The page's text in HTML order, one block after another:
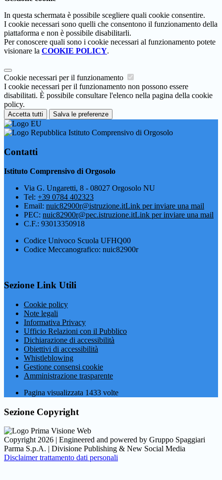
In questa schermata è possibile scegliere quali cookie consentire.
I cookie necessari sono quelli che consentono il funzionamento della
piattaforma e non è possibile disabilitarli.
Per conoscere quali sono i cookie necessari al funzionamento potete
visionare la COOKIE POLICY.
Cookie necessari per il funzionamento
I cookie necessari per il funzionamento non possono essere
disabilitati. È possibile consultare l'elenco nella pagina della cookie
policy.
Accetta tutti Salva le preferenze
Istituto Comprensivo di Orgosolo
Contatti
Istituto Comprensivo di Orgosolo
Via G. Ungaretti, 8 - 08027 Orgosolo NU
Tel: +39 0784 402323
Email: nuic82900r@istruzione.itLink per inviare una mail
PEC: nuic82900r@pec.istruzione.itLink per inviare una mail
C.F.: 93013350918
Codice Univoco Scuola UFHQ00
Codice Meccanografico: nuic82900r
Sezione Link Utili
Cookie policy
Note legali
Informativa Privacy
Ufficio Relazioni con il Pubblico
Dichiarazione di accessibilità
Obiettivi di accessibilità
Whistleblowing
Gestione consensi cookie
Amministrazione trasparente
Pagina visualizzata 1433 volte
Sezione Copyright
Copyright 2026 | Engineered and powered by Gruppo Spaggiari
Parma S.p.A. | Divisione Publishing & New Social Media
Disclaimer trattamento dati personali